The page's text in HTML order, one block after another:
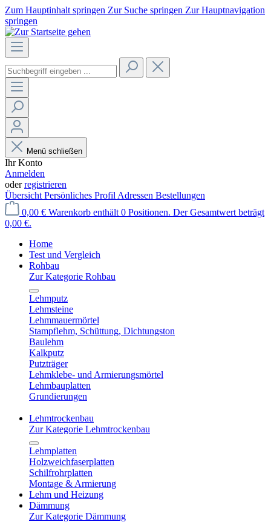
Zum Hauptinhalt springen Zur Suche springen Zur Hauptnavigation
springen
Menü schließen
Ihr Konto
Anmelden
oderregistrieren
Übersicht Persönliches Profil Adressen Bestellungen
0,00 € Warenkorb enthält 0 Positionen. Der Gesamtwert beträgt
0,00 €.
Home
Test und Vergleich
Rohbau
Zur Kategorie Rohbau
Lehmputz
Lehmsteine
Lehmmauermörtel
Stampflehm, Schüttung, Dichtungston
Baulehm
Kalkputz
Putzträger
Lehmklebe- und Armierungsmörtel
Lehmbauplatten
Grundierungen
Lehmtrockenbau
Zur Kategorie Lehmtrockenbau
Lehmplatten
Holzweichfaserplatten
Schilfrohrplatten
Montage & Armierung
Lehm und Heizung
Dämmung
Zur Kategorie Dämmung